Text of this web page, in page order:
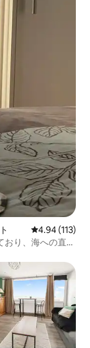
レビュー113
4.94 (113)
り、海への直接